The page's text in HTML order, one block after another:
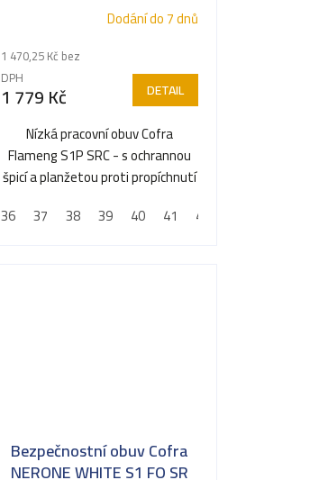
Dodání do 7 dnů
1 470,25 Kč bez
DPH
1 779 Kč DETAIL
Nízká pracovní obuv Cofra
Flameng S1P SRC - s ochrannou
špicí a planžetou proti propíchnutí
36
37 38 39 40 41 42
Bezpečnostní obuv Cofra
NERONE WHITE S1 FO SR